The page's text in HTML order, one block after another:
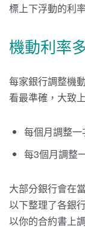
標上下浮動的利
機動利率
每家銀行調整機
看最準確，大致
每個月調整一
每3個月調整
大部分銀行會在
以下整理了各銀
以你的合約書上